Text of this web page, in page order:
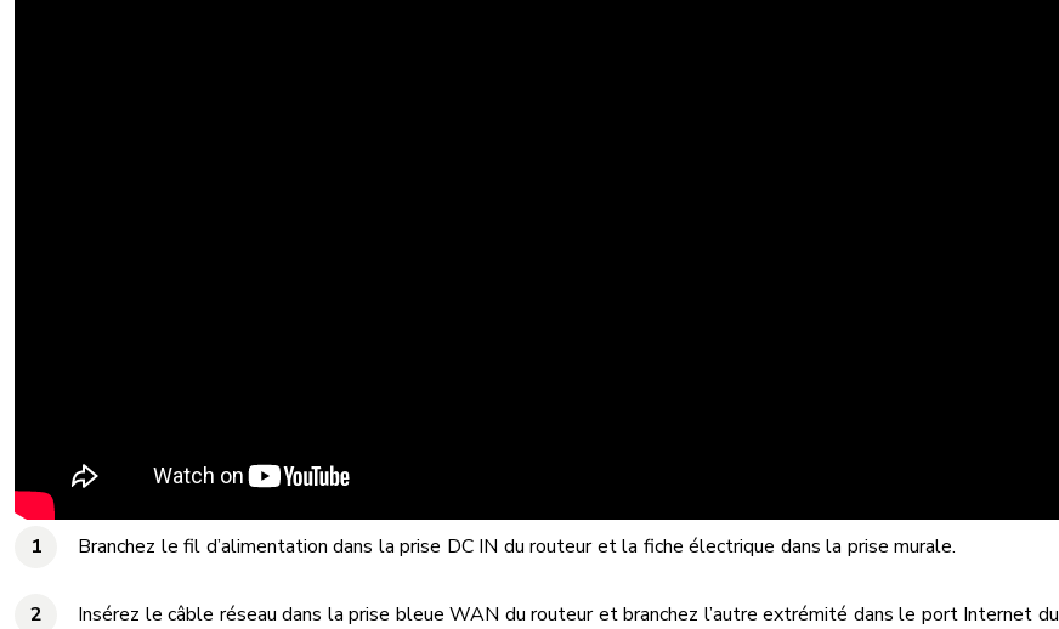
Branchez le fil d’alimentation dans la prise DC IN du routeur et la fiche électrique dans la prise murale.
Insérez le câble réseau dans la prise bleue WAN du routeur et branchez l’autre extrémité dans le port Internet du